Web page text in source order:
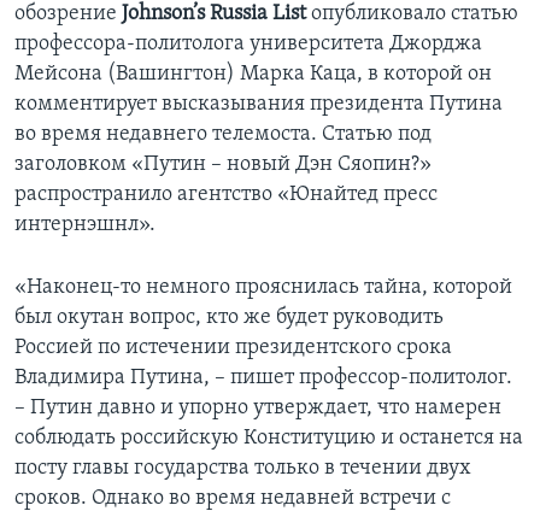
Перейти
поиск
ПОЧЕМУ ЭТО ВАЖНО?
ДИСКУССИЯ VOA
ДЕТАЛИ
НЬЮ-ЙОРК NEW YORK
АМЕРИКА. БОЛЬШОЕ ПУТЕШЕСТВИЕ
А КАК В АМЕРИКЕ?
АРТЕФАКТЫ
АМЕРИКАНСКИЕ ГОРОДКИ
ФАКТЫ ПРОТИВ ФЕЙКОВ
ЗА СВОБОДУ ПРЕССЫ
УЧИМ АНГЛИЙСКИЙ
ВИДЕО
ПОДПИСКА НА НОВОСТИ
СОЦИАЛЬНЫЕ СЕТИ
Языки
обозрение Johnson’s Russia Listопубликовало статью
профессора-политолога университета Джорджа
Мейсона (Вашингтон) Марка Каца, в которой он
комментирует высказывания президента Путина
во время недавнего телемоста. Статью под
заголовком «Путин – новый Дэн Сяопин?»
распространило агентство «Юнайтед пресс
интернэшнл».
«Наконец-то немного прояснилась тайна, которой
был окутан вопрос, кто же будет руководить
Россией по истечении президентского срока
Владимира Путина, – пишет профессор-политолог.
– Путин давно и упорно утверждает, что намерен
соблюдать российскую Конституцию и останется на
посту главы государства только в течении двух
сроков. Однако во время недавней встречи с